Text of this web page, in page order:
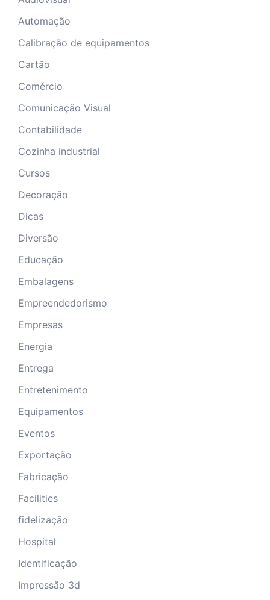
Automação
Calibração de equipamentos
Cartão
Comércio
Comunicação Visual
Contabilidade
Cozinha industrial
Cursos
Decoração
Dicas
Diversão
Educação
Embalagens
Empreendedorismo
Empresas
Energia
Entrega
Entretenimento
Equipamentos
Eventos
Exportação
Fabricação
Facilities
fidelização
Hospital
Identificação
Impressão 3d